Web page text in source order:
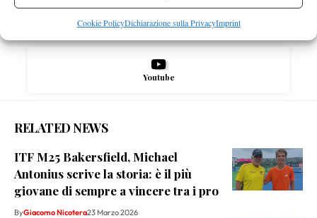
Cookie PolicyDichiarazione sulla PrivacyImprint
Instagram
Youtube
RELATED NEWS
ITF M25 Bakersfield, Michael
Antonius scrive la storia: è il più
giovane di sempre a vincere tra i pro
ByGiacomo Nicotera23 Marzo 2026